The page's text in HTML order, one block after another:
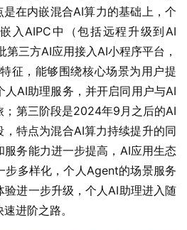
在内嵌混合AI算力的基础上，个
入AIPC中（包括远程升级到AI
三方AI应用接入AI小程序平台，
征，能够围绕核心场景为用户提
AI助理服务，并开启同用户与AI
；第三阶段是2024年9月之后的AI
特点为混合AI算力持续提升的同
服务能力进一步提高，AI应用生态
步多样化，个人Agent的场景服务
进一步升级，个人AI助理进入随
进阶之路。